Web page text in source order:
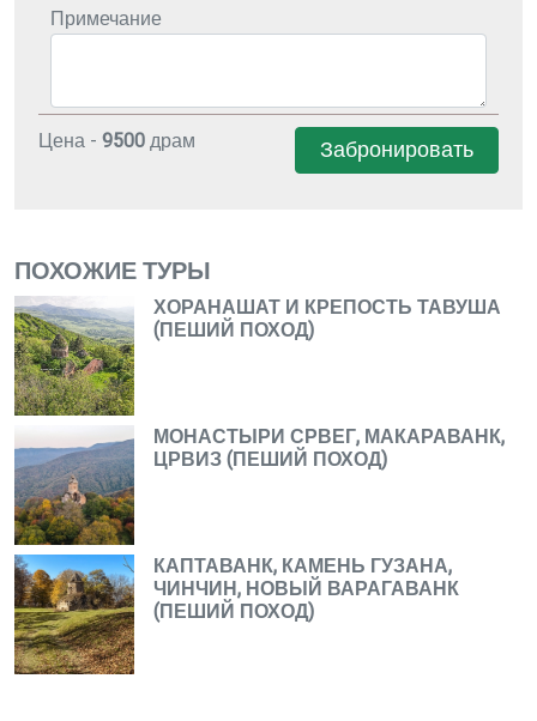
Примечание
Цена - 9500 драм Забронировать
ПОХОЖИЕ ТУРЫ
ХОРАНАШАТ И КРЕПОСТЬ ТАВУША
(ПЕШИЙ ПОХОД)
МОНАСТЫРИ СРВЕГ, МАКАРАВАНК,
ЦРВИЗ (ПЕШИЙ ПОХОД)
КАПТАВАНК, КАМЕНЬ ГУЗАНА,
ЧИНЧИН, НОВЫЙ ВАРАГАВАНК
(ПЕШИЙ ПОХОД)